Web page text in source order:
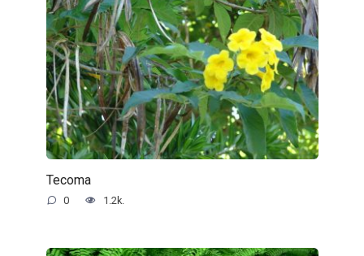
Tecoma
0 1.2k.